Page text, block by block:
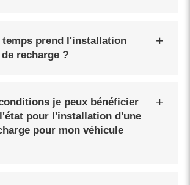
temps prend l'installation
recharge ?
je peux bénéficier
pour l'installation d'une
pour mon véhicule